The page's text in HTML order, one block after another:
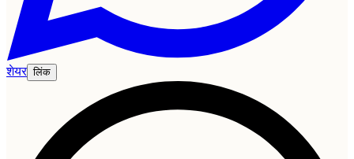
शेयर लिंक